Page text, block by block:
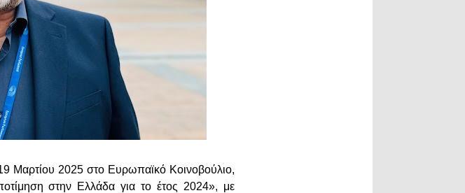
19 Μαρτίου 2025 στο Ευρωπαϊκό Κοινοβούλιο,
στην Ελλάδα για το έτος 2024», με